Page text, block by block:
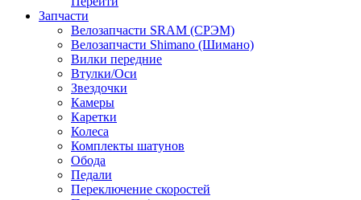
Запчасти
Велозапчасти SRAM (СРЭМ)
Велозапчасти Shimano (Шимано)
Вилки передние
Втулки/Оси
Звездочки
Камеры
Каретки
Колеса
Комплекты шатунов
Обода
Педали
Переключение скоростей